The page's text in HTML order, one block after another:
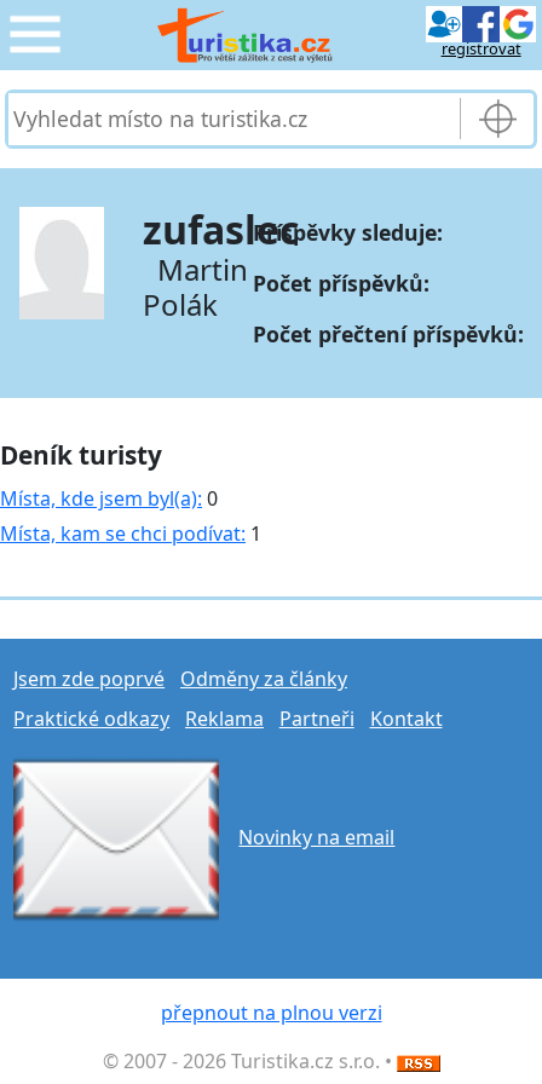
registrovat
CESTOVÁNÍ
SLUŽBY & DOPRAVA ›
PRO TURISTY ›
MOJE TURISTIKA ›
zufaslec
Martin
Polák
Příspěvky sleduje:
Počet příspěvků:
Počet přečtení příspěvků:
Deník turisty
Místa, kde jsem byl(a): 0
Místa, kam se chci podívat: 1
Jsem zde poprvé
Odměny za články
Praktické odkazy
Reklama Partneři Kontakt
Novinky na email
přepnout na plnou verzi
© 2007 - 2026 Turistika.cz s.r.o. •